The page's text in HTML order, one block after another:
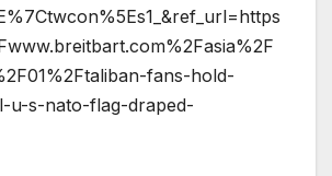
fans-hold-
u-s-nato-flag-draped-